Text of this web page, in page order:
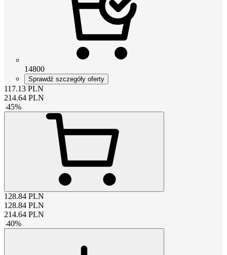
14800
Sprawdź szczegóły oferty
117.13 PLN
214.64 PLN
-45%
128.84 PLN
128.84 PLN
214.64 PLN
-40%